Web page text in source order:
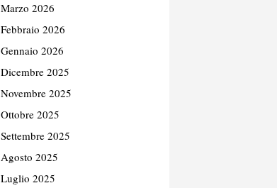
Marzo 2026
Febbraio 2026
Gennaio 2026
Dicembre 2025
Novembre 2025
Ottobre 2025
Settembre 2025
Agosto 2025
Luglio 2025